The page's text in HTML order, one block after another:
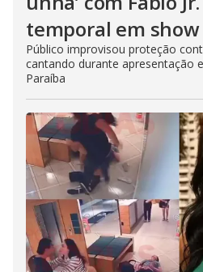
temporal em
Público improvisou proteção
cantando durante apresentação
Paraíba